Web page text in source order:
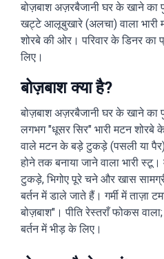
बोज़बाश अज़रबैजानी घर के खाने
खट्टे आलूबुखारे (अलचा) वाला
शोरबे की ओर। परिवार के डिनर का
लिए।
बोज़बाश क्या है?
बोज़बाश अज़रबैजानी घर के खाने का
लगभग "धूसर सिर" भारी मटन
वाले मटन के बड़े टुकड़े (पसली या पैर)
होने तक बनाया जाने वाला भारी
टुकड़े, भिगोए पूरे चने और खास
बर्तन में डाले जाते हैं। गर्मी में ताज़ा
बोज़बाश"। पीति रेस्तराँ फोकस
बर्तन में भीड़ के लिए।